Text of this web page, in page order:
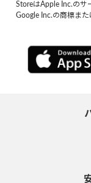
StoreはApple Inc.のサ
Google Inc.の商標また